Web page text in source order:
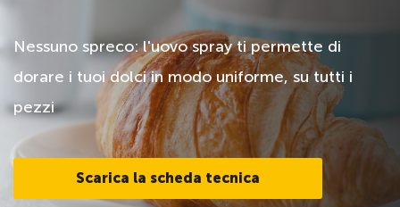
Nessuno spreco: l'uovo spray ti permette di
dorare i tuoi dolci in modo uniforme, su tutti i
pezzi
Scarica la scheda tecnica